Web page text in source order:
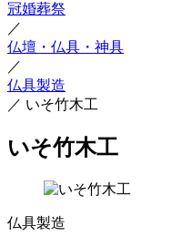
冠婚葬祭
／
仏壇・仏具・神具
／
仏具製造
／ いそ竹木工
いそ竹木工
仏具製造